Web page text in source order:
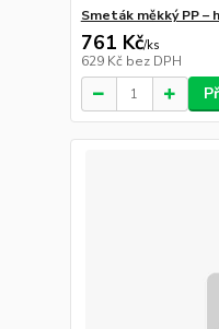
Smeták měkký PP –
761 Kč/ks
629 Kč bez DPH